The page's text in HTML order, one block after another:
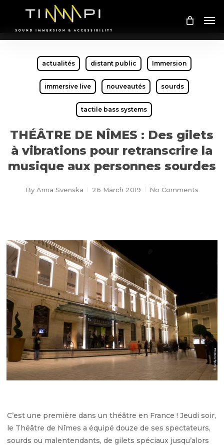
main
content
actualités distant public Immersion
immersive live nouveautés sourds
tactile bass systems
THÉÂTRE DE NÎMES : Des gilets
à vibrations pour retranscrire la
musique aux personnes sourdes
By Anna Svenska 26 March 2019 No Comments
C’est une première dans un théâtre en France ! Jeudi soir,
le Théâtre de Nîmes a équipé douze de ses spectateurs,
sourds ou malentendants, de gilets spéciaux jusqu’alors